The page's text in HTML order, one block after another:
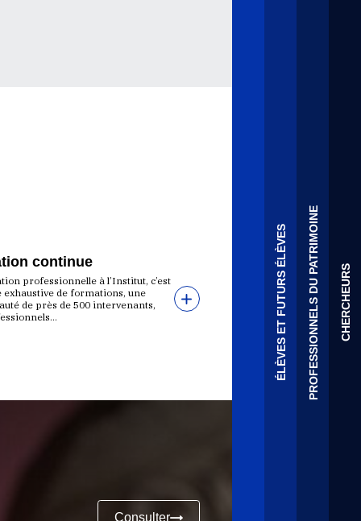
ÉLÈVES ET FUTURS ÉLÈVESPROFESSIONNELS DU PATRIMOINE CHERCHEURS
continue
professionnelle à l’Institut, c’est
de formations, une
de près de 500 intervenants,
Consulter